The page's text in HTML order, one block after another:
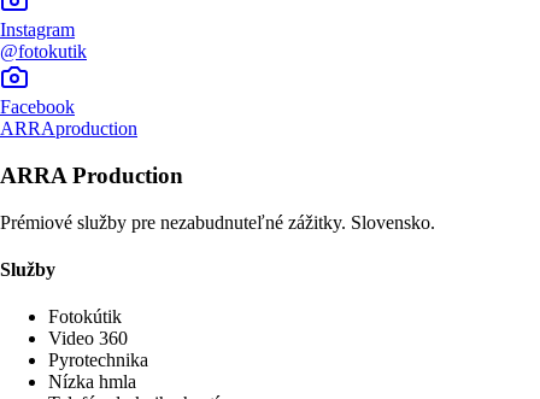
Instagram
@fotokutik
Facebook
ARRAproduction
ARRA Production
Prémiové služby pre nezabudnuteľné zážitky. Slovensko.
Služby
Fotokútik
Video 360
Pyrotechnika
Nízka hmla